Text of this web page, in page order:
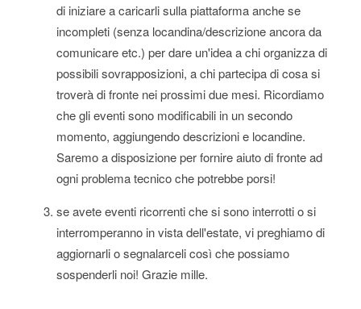
di iniziare a caricarli sulla piattaforma anche se
incompleti (senza locandina/descrizione ancora da
comunicare etc.) per dare un'idea a chi organizza di
possibili sovrapposizioni, a chi partecipa di cosa si
troverà di fronte nei prossimi due mesi. Ricordiamo
che gli eventi sono modificabili in un secondo
momento, aggiungendo descrizioni e locandine.
Saremo a disposizione per fornire aiuto di fronte ad
ogni problema tecnico che potrebbe porsi!
se avete eventi ricorrenti che si sono interrotti o si
interromperanno in vista dell'estate, vi preghiamo di
aggiornarli o segnalarceli così che possiamo
sospenderli noi! Grazie mille.